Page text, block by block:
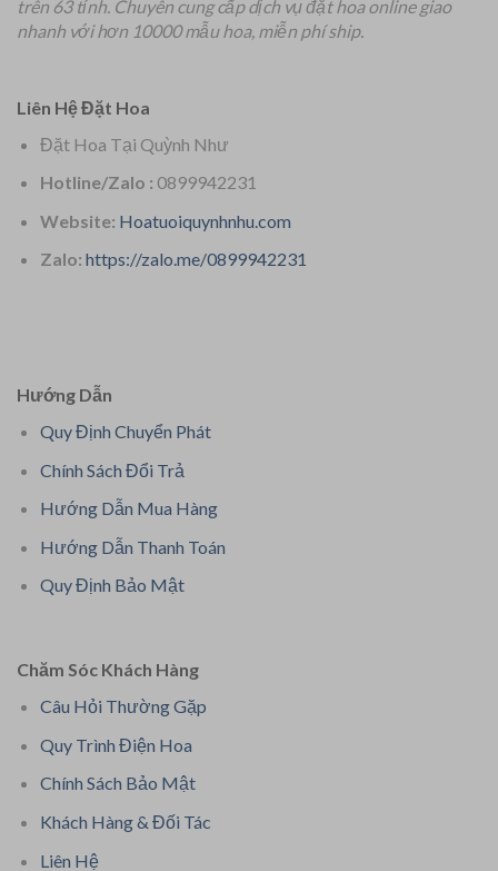
trên 63 tỉnh. Chuyên cung cấp dịch vụ đặt hoa online giao
nhanh với hơn 10000 mẫu hoa, miễn phí ship.
Liên Hệ Đặt Hoa
Đặt Hoa Tại Quỳnh Như
Hotline/Zalo : 0899942231
Website: Hoatuoiquynhnhu.com
Zalo: https://zalo.me/0899942231
Hướng Dẫn
Quy Định Chuyển Phát
Chính Sách Đổi Trả
Hướng Dẫn Mua Hàng
Hướng Dẫn Thanh Toán
Quy Định Bảo Mật
Chăm Sóc Khách Hàng
Câu Hỏi Thường Gặp
Quy Trình Điện Hoa
Chính Sách Bảo Mật
Khách Hàng & Đối Tác
Liên Hệ